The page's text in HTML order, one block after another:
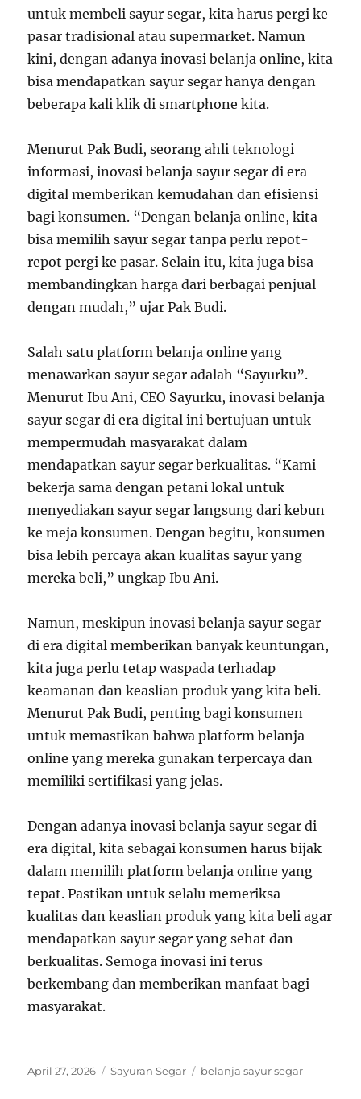
untuk membeli sayur segar, kita harus pergi ke
pasar tradisional atau supermarket. Namun
kini, dengan adanya inovasi belanja online, kita
bisa mendapatkan sayur segar hanya dengan
beberapa kali klik di smartphone kita.
Menurut Pak Budi, seorang ahli teknologi
informasi, inovasi belanja sayur segar di era
digital memberikan kemudahan dan efisiensi
bagi konsumen. “Dengan belanja online, kita
bisa memilih sayur segar tanpa perlu repot-
repot pergi ke pasar. Selain itu, kita juga bisa
membandingkan harga dari berbagai penjual
dengan mudah,” ujar Pak Budi.
Salah satu platform belanja online yang
menawarkan sayur segar adalah “Sayurku”.
Menurut Ibu Ani, CEO Sayurku, inovasi belanja
sayur segar di era digital ini bertujuan untuk
mempermudah masyarakat dalam
mendapatkan sayur segar berkualitas. “Kami
bekerja sama dengan petani lokal untuk
menyediakan sayur segar langsung dari kebun
ke meja konsumen. Dengan begitu, konsumen
bisa lebih percaya akan kualitas sayur yang
mereka beli,” ungkap Ibu Ani.
Namun, meskipun inovasi belanja sayur segar
di era digital memberikan banyak keuntungan,
kita juga perlu tetap waspada terhadap
keamanan dan keaslian produk yang kita beli.
Menurut Pak Budi, penting bagi konsumen
untuk memastikan bahwa platform belanja
online yang mereka gunakan terpercaya dan
memiliki sertifikasi yang jelas.
Dengan adanya inovasi belanja sayur segar di
era digital, kita sebagai konsumen harus bijak
dalam memilih platform belanja online yang
tepat. Pastikan untuk selalu memeriksa
kualitas dan keaslian produk yang kita beli agar
mendapatkan sayur segar yang sehat dan
berkualitas. Semoga inovasi ini terus
berkembang dan memberikan manfaat bagi
masyarakat.
Posted
April 27, 2026 Categories
Sayuran Segar Tags
belanja sayur segar